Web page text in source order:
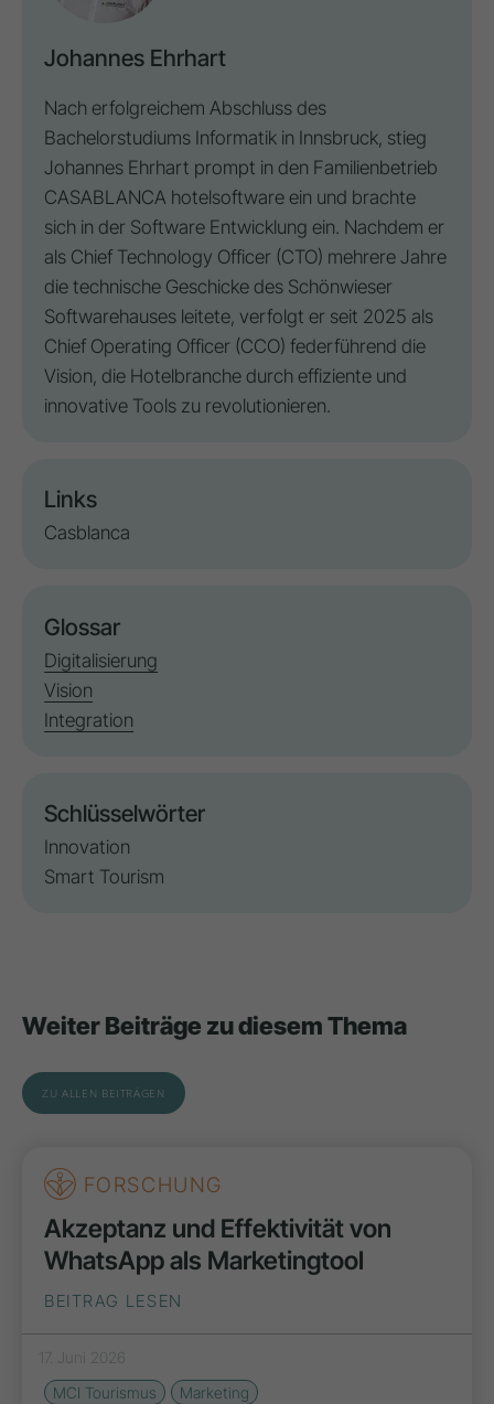
Johannes Ehrhart
Nach erfolgreichem Abschluss des
Bachelorstudiums Informatik in Innsbruck, stieg
Johannes Ehrhart prompt in den Familienbetrieb
CASABLANCA hotelsoftware ein und brachte
sich in der Software Entwicklung ein. Nachdem er
als Chief Technology Officer (CTO) mehrere Jahre
die technische Geschicke des Schönwieser
Softwarehauses leitete, verfolgt er seit 2025 als
Chief Operating Officer (CCO) federführend die
Vision, die Hotelbranche durch effiziente und
innovative Tools zu revolutionieren.
Links
Casblanca
Glossar
Digitalisierung
Vision
Integration
Schlüsselwörter
Innovation
Smart Tourism
Weiter Beiträge zu diesem Thema
ZU ALLEN BEITRÄGEN
FORSCHUNG
Akzeptanz und Effektivität von
WhatsApp als Marketingtool
BEITRAG LESEN
17. Juni 2026
MCI Tourismus
Marketing